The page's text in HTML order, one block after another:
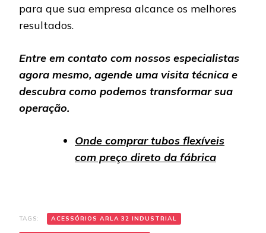
para que sua empresa alcance os melhores
resultados.
Entre em contato com nossos especialistas
agora mesmo, agende uma visita técnica e
descubra como podemos transformar sua
operação.
Onde comprar tubos flexíveis
com preço direto da fábrica
TAGS: ACESSÓRIOS ARLA 32 INDUSTRIAL